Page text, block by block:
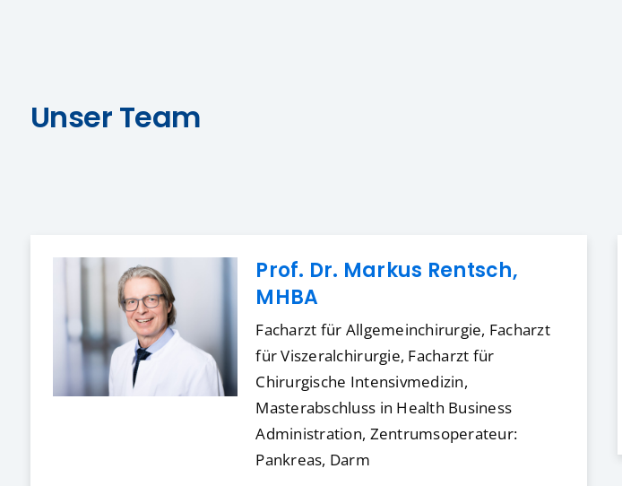
Unser Team
Prof. Dr. Markus Rentsch,
MHBA
Facharzt für Allgemeinchirurgie, Facharzt
für Viszeralchirurgie, Facharzt für
Chirurgische Intensivmedizin,
Masterabschluss in Health Business
Administration, Zentrumsoperateur:
Pankreas, Darm